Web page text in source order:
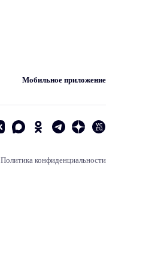
Мобильное приложение
Политика конфиденциальности